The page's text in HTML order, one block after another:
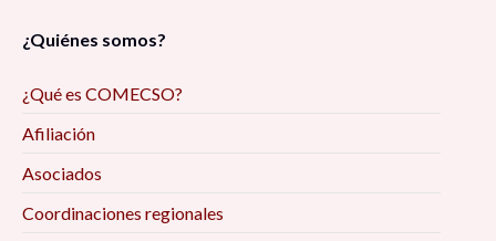
¿Quiénes somos?
¿Qué es COMECSO?
Afiliación
Asociados
Coordinaciones regionales